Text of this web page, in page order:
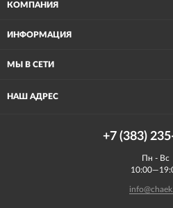
КОМПАНИЯ
ИНФОРМАЦИЯ
МЫ В СЕТИ
НАШ АДРЕС
+7 (383)
Пн - Вс